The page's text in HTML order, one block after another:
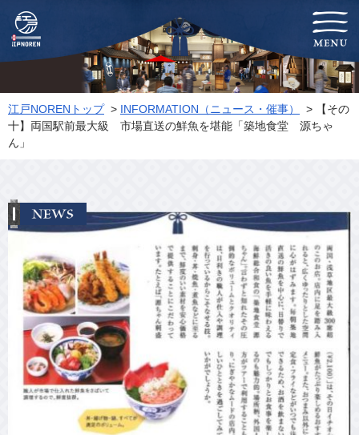
江戸NORENトップ > INFORMATION（ニュース・催事）
> 【その
十】両国駅前最大級 市場直送の鮮魚を堪能「築地食堂 源ちゃ
ん」